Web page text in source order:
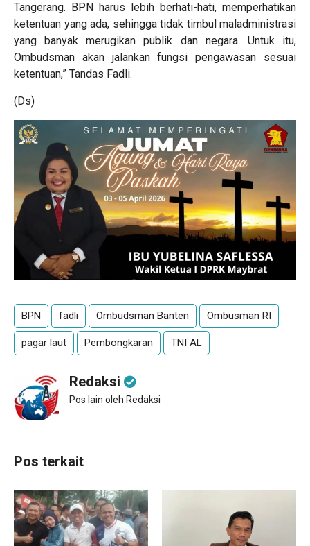
Tangerang. BPN harus lebih berhati-hati, memperhatikan
ketentuan yang ada, sehingga tidak timbul maladministrasi
yang banyak merugikan publik dan negara. Untuk itu,
Ombudsman akan jalankan fungsi pengawasan sesuai
ketentuan,” Tandas Fadli.
(Ds)
BPN fadli Ombudsman Banten Ombusman RI
pagar laut Pembongkaran TNI AL
Redaksi
Pos lain oleh Redaksi
Pos terkait